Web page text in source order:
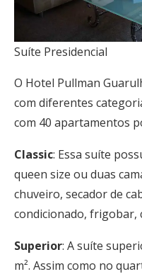
Suíte Presidencial
O Hotel Pullman
com diferentes
com 40 apartamentos
Classic: Essa suíte
queen size ou duas
chuveiro, secador de
condicionado, frigobar,
Superior: A suíte
m². Assim como no